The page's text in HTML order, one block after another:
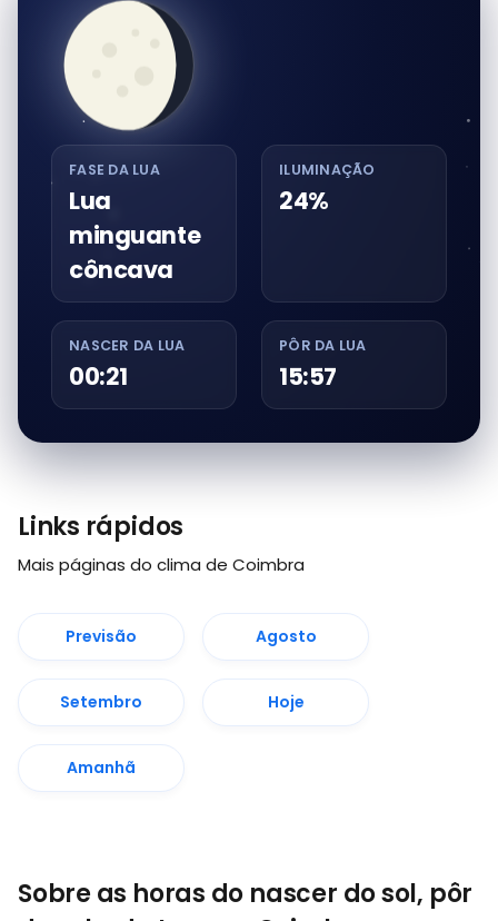
FASE DA LUA
Lua
minguante
côncava
ILUMINAÇÃO
24%
NASCER DA LUA
00:21
PÔR DA LUA
15:57
Links rápidos
Mais páginas do clima de Coimbra
Previsão Agosto
Setembro Hoje
Amanhã
Sobre as horas do nascer do sol, pôr